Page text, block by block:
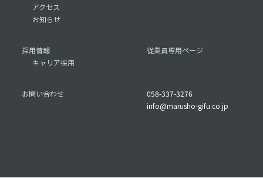
アクセス
お知らせ
採用情報
キャリア採用
従業員専用ページ
お問い合わせ
058-337-3276
info@marusho-gifu.co.jp